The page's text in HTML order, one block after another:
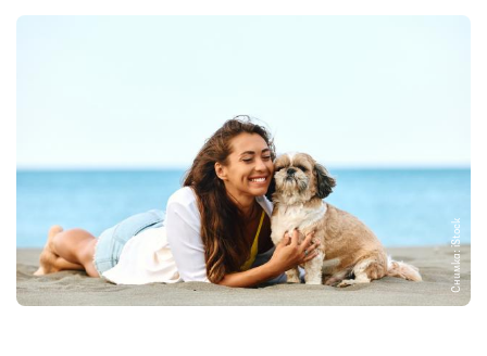
Снимка: iStock